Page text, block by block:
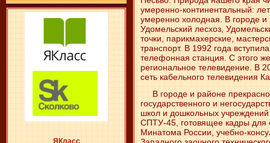
умеренно-континентальный:
умеренно холодная. В городе
Удомельский лесхоз,
точки, парикмахерские,
транспорт. В 1992 года
телефонная станция. С этого
региональное телевидение. В
сеть кабельного телевидения
В городе и районе прекрасно
государственного и
школ и дошкольных
СПТУ-45, готовящее кадры для
Минатома России, учебно-